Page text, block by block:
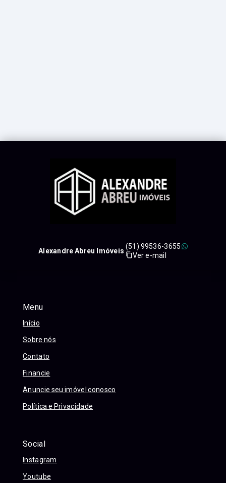
Menu
Início
Sobre nós
Contato
Financie
Anuncie seu imóvel conosco
Política e Privacidade
Social
Instagram
Youtube
Alexandre Abreu Imóveis
(51) 99536-3655
Ver e-mail